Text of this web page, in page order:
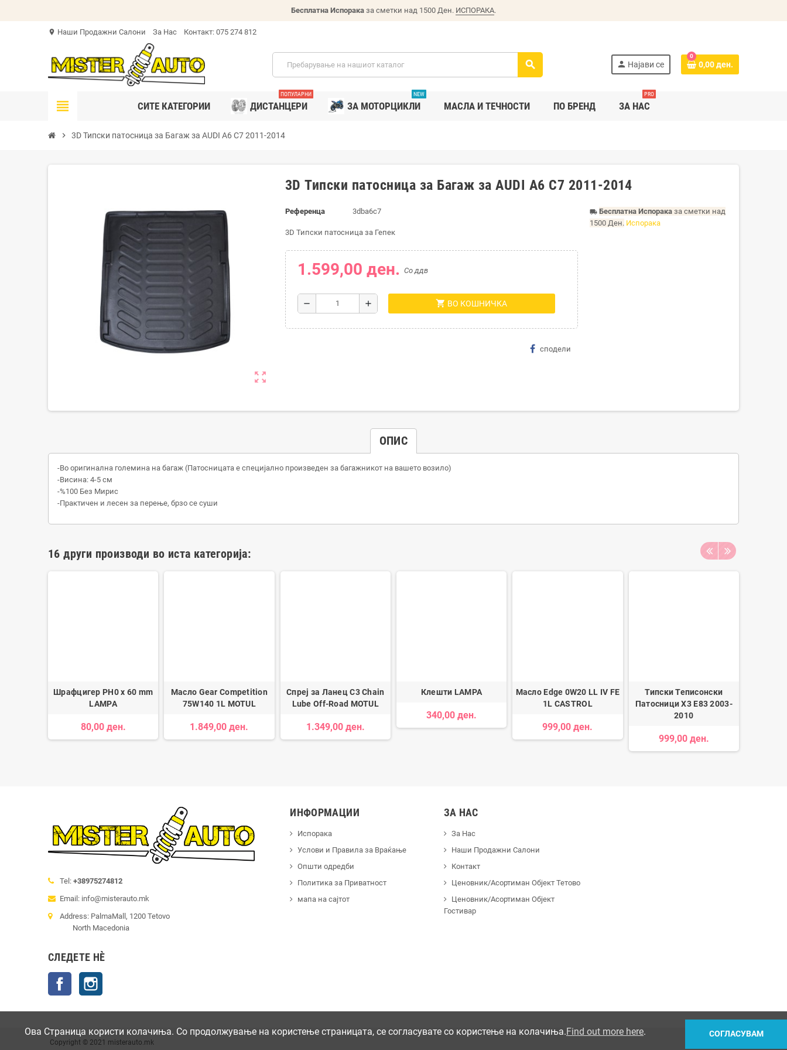
Бесплатна Испорака за сметки над 1500 Ден. ИСПОРАКА.
location_on Наши Продажни Салони За Нас Контакт: 075 274 812
search person Најави се
0
0,00 ден.
view_headline СИТЕ КАТЕГОРИИ ДИСТАНЦЕРИ
ПОПУЛАРНИ
ЗА МОТОРЦИКЛИ
NEW
MАСЛА И ТЕЧНОСТИ ПО БРЕНД ЗА НАС
PRO
chevron_right 3D Типски патосница за Багаж за AUDI A6 C7 2011-2014
zoom_out_map
3D Типски патосница за Багаж за AUDI A6 C7 2011-2014
Референца 3dba6c7
3D Типски патосница за Гепек
1.599,00 ден. Со ддв
remove add shopping_cart ВО КОШНИЧКА
сподели
local_shipping Бесплатна Испораказа сметки над
1500 Ден. Испорака
ОПИС
-Во оригинална големина на багаж (Патосницата е специјално произведен за багажникот на вашето возило)
-Висина: 4-5 см
-%100 Без Мирис
-Практичен и лесен за перење, брзо се суши
16 други производи во иста категорија:
Шрафцигер PH0 x 60 mm
LAMPA
80,00 ден.
Масло Gear Competition
75W140 1L MOTUL
1.849,00 ден.
Спреј за Ланец C3 Chain
Lube Off-Road MOTUL
1.349,00 ден.
Клешти LAMPA
340,00 ден.
Масло Edge 0W20 LL IV FE
1L CASTROL
999,00 ден.
Типски Теписонски
Патосници X3 E83 2003-
2010
999,00 ден.
Tel: +38975274812
Email: info@misterauto.mk
Address: PalmaMall, 1200 Tetovo
North Macedonia
СЛЕДЕТЕ НÈ
Facebook
ИНФОРМАЦИИ
Испорака
Услови и Правила за Враќање
Општи одредби
Политика за Приватност
мапа на сајтот
ЗА НАС
За Нас
Наши Продажни Салони
Контакт
Ценовник/Асортиман Објект Тетово
Ценовник/Асортиман Објект
Гостивар
Copyright © 2021 misterauto.mk
Ова Страница користи колачиња. Со продолжување на користење страницата, се согласувате со користење на колачиња.Find out more here. СОГЛАСУВАМ